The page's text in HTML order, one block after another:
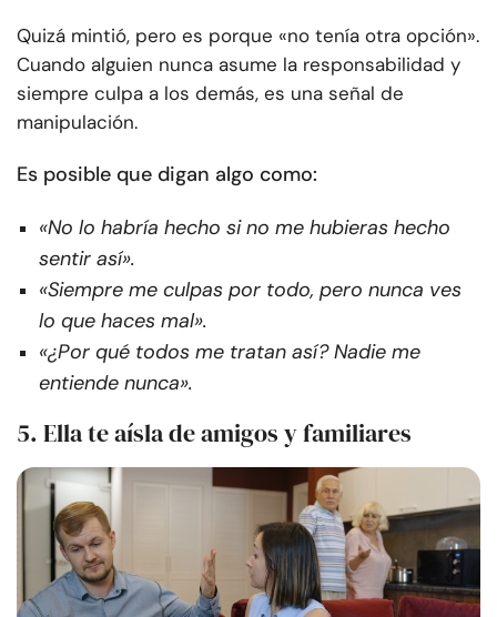
Quizá mintió, pero es porque «no tenía otra opción».
Cuando alguien nunca asume la responsabilidad y
siempre culpa a los demás, es una señal de
manipulación.
Es posible que digan algo como:
«No lo habría hecho si no me hubieras hecho
sentir así».
«Siempre me culpas por todo, pero nunca ves
lo que haces mal».
«¿Por qué todos me tratan así? Nadie me
entiende nunca».
5. Ella te aísla de amigos y familiares